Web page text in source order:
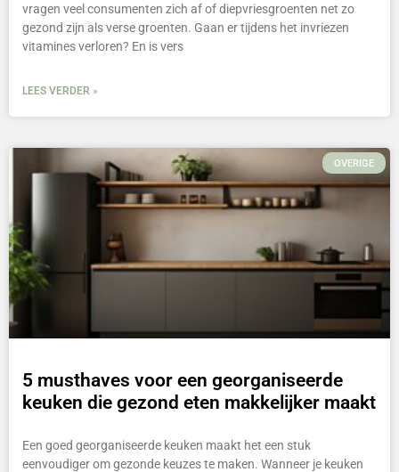
vragen veel consumenten zich af of diepvriesgroenten net zo
gezond zijn als verse groenten. Gaan er tijdens het invriezen
vitamines verloren? En is vers
LEES VERDER »
OVERIGE
5 musthaves voor een georganiseerde
keuken die gezond eten makkelijker maakt
Een goed georganiseerde keuken maakt het een stuk
eenvoudiger om gezonde keuzes te maken. Wanneer je keuken